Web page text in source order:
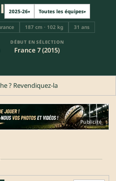
2025-26▾ Toutes les équipes▾
187 cm · 102 kg 31 ans
DÉBUT EN SÉLECTION
France 7 (2015)
? Revendiquez-la
Publicité